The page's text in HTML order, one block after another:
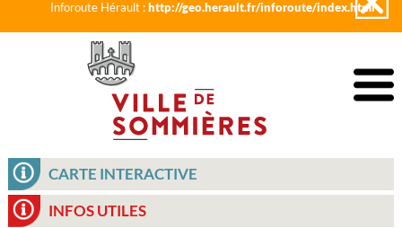
Inforoute Hérault :http://geo.herault.fr/inforoute/index.html
CARTE INTERACTIVE
INFOS UTILES